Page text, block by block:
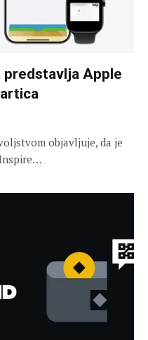
predstavlja Apple
objavljuje, da je